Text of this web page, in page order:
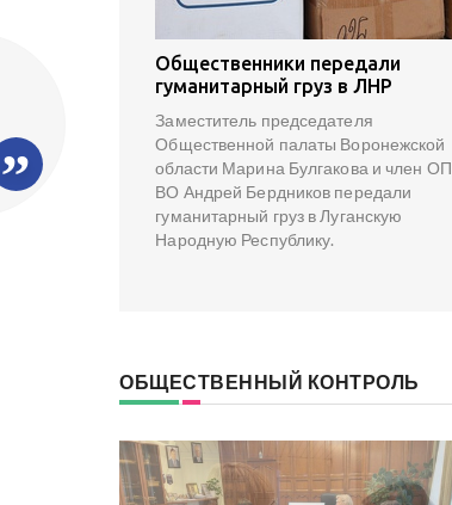
Общественники передали
гуманитарный груз в ЛНР
Заместитель председателя
Общественной палаты Воронежской
области Марина Булгакова и член ОП
ВО Андрей Бердников передали
гуманитарный груз в Луганскую
Народную Республику.
ОБЩЕСТВЕННЫЙ КОНТРОЛЬ